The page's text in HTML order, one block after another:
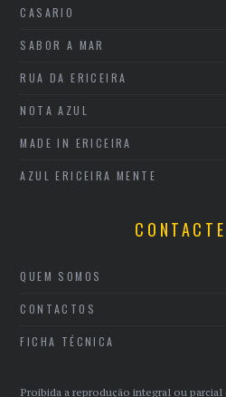
CASARIO
SABOR A MAR
RUA DA ERICEIRA
NOTA AZUL
MADE IN ERICEIRA
AZUL ERICEIRA MENTE
QUEM SOMOS
CONTACTOS
FICHA TÉCNICA
Proibida a reprodução integral ou